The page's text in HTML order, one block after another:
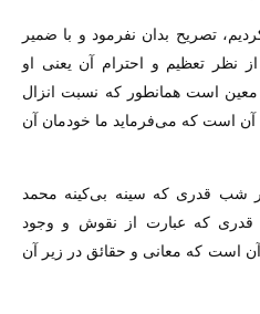
تصریح بدان نفرمود و با ضمیر
نظر تعظیم و احترام آن یعنی او
معین است همانطور که نسبت انزال
آن است که می‌فرماید ما خودمان آن
شب قدری که سینه بی‌کینه محمد
که عبارت از نقوش و وجود
است که معانی و حقائق در زیر آن